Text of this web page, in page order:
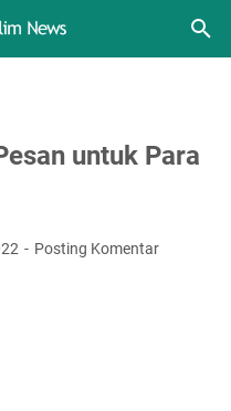
untuk Para
Posting Komentar